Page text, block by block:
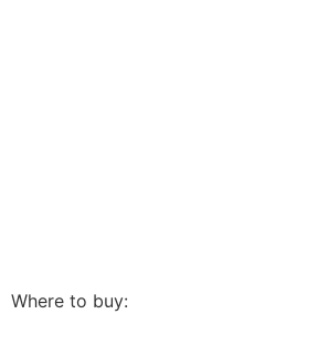
Where to buy: